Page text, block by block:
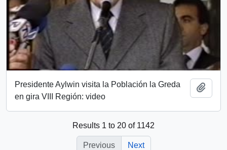
Presidente Aylwin visita la Población la Greda
en gira VIII Región: video
Results 1 to 20 of 1142
Previous Next